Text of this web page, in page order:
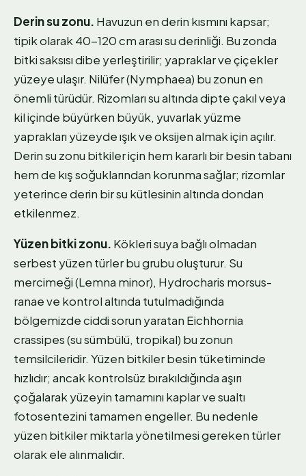
Derin su zonu. Havuzun en derin kısmını kapsar;
tipik olarak 40-120 cm arası su derinliği. Bu zonda
bitki saksısı dibe yerleştirilir; yapraklar ve çiçekler
yüzeye ulaşır. Nilüfer (Nymphaea) bu zonun en
önemli türüdür. Rizomları su altında dipte çakıl veya
kil içinde büyürken büyük, yuvarlak yüzme
yaprakları yüzeyde ışık ve oksijen almak için açılır.
Derin su zonu bitkiler için hem kararlı bir besin tabanı
hem de kış soğuklarından korunma sağlar; rizomlar
yeterince derin bir su kütlesinin altında dondan
etkilenmez.
Yüzen bitki zonu. Kökleri suya bağlı olmadan
serbest yüzen türler bu grubu oluşturur. Su
mercimeği (Lemna minor), Hydrocharis morsus-
ranae ve kontrol altında tutulmadığında
bölgemizde ciddi sorun yaratan Eichhornia
crassipes (su sümbülü, tropikal) bu zonun
temsilcileridir. Yüzen bitkiler besin tüketiminde
hızlıdır; ancak kontrolsüz bırakıldığında aşırı
çoğalarak yüzeyin tamamını kaplar ve sualtı
fotosentezini tamamen engeller. Bu nedenle
yüzen bitkiler miktarla yönetilmesi gereken türler
olarak ele alınmalıdır.